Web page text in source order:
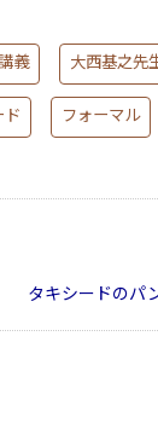
義 大西基之先
ド フォーマル
タキシードのパ